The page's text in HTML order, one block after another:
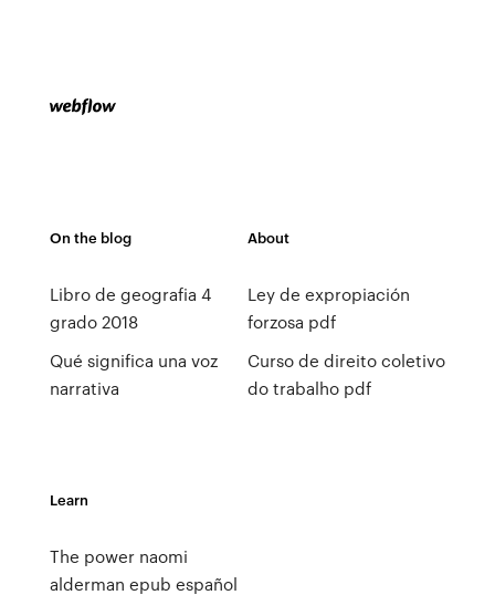
On the blog
Libro de geografia 4
grado 2018
Qué significa una voz
narrativa
About
Ley de expropiación
forzosa pdf
Curso de direito coletivo
do trabalho pdf
Learn
The power naomi
alderman epub español